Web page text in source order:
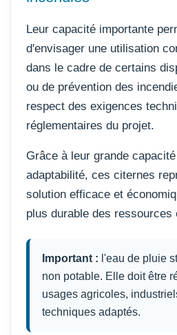
Leur capacité importante
d'envisager une utilisation
dans le cadre de certains
ou de prévention des
respect des exigences
réglementaires du projet.
Grâce à leur grande
adaptabilité, ces citernes
solution efficace et
plus durable des ressources
Important : l'eau de pluie
non potable. Elle doit être
usages agricoles,
techniques adaptés.